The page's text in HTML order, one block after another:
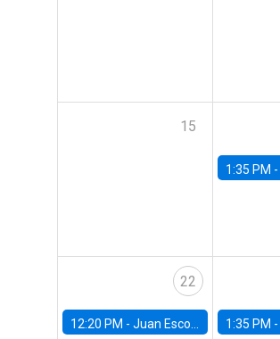
15
1:35 PM -
22
12:20 PM - Juan Escobar, Universidad de Chile 1:35 PM -